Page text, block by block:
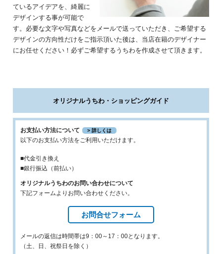
ているアイデアを、綺麗に
デザインする事が可能で
す。 必要な文字や写真などをメールで送っていただき、
ご希望する
デザインの方向性だけをご指示頂いた後は、 当店在籍のデザイナー
にお任せください！ 必ずご希望するうちわを作成させて頂きます。
オリジナルうちわ・ショッピングガイド
お支払い方法について > 詳しくは
以下のお支払い方法をご利用いただけます。
■代金引き換え
■銀行振込（前払い）
オリジナルうちわのお問い合わせについて
下記フォームよりお問い合わせください。
お問合せフォーム
メールの返信は時間帯は9：00～17：00となります。
（土、日、祝祭日を除く）